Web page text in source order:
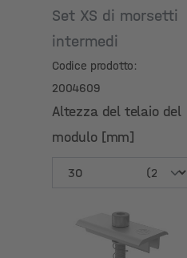
Set XS di morsetti
intermedi
Codice prodotto:
2004609
Altezza del telaio del
modulo [mm]
Altezza del telaio del
modulo [mm]